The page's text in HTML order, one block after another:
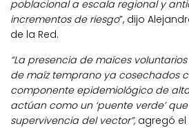
poblacional a escala regional y
incrementos de riesgo”, dijo
de la Red.
“La presencia de maíces voluntarios
de maíz temprano ya cosechados
componente epidemiológico de
actúan como un ‘puente verde’
supervivencia del vector”,agregó el